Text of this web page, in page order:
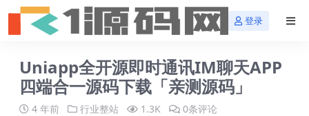
登录
Uniapp全开源即时通讯IM聊天APP
四端合一源码下载「亲测源码」
4 年前 行业整站 1.3K 0条评论